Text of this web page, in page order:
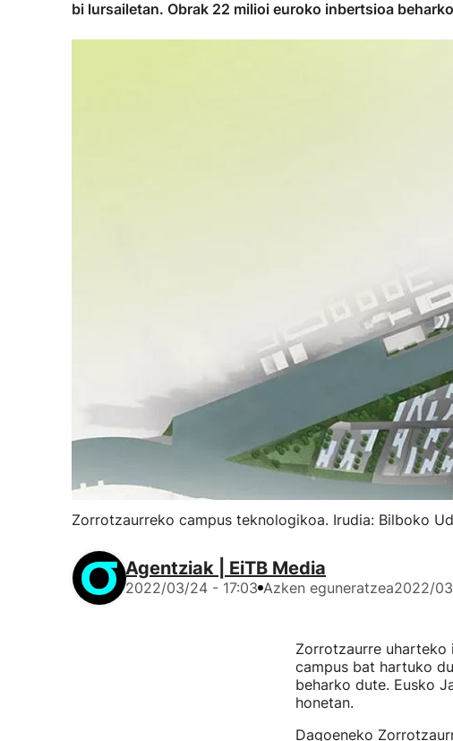
bi lursailetan. Obrak 22 milioi euroko inbertsioa
Zorrotzaurreko campus teknologikoa. Irudia: Bilboko
Agentziak | EiTB Media
2022/03/24 - 17:03 Azken eguneratzea2022/
Zorrotzaurre
campus bat hartuko
beharko dute. Eusko
honetan.
Dagoeneko